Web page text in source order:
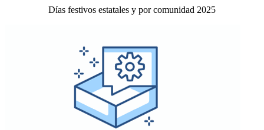
Días festivos estatales y por comunidad 2025